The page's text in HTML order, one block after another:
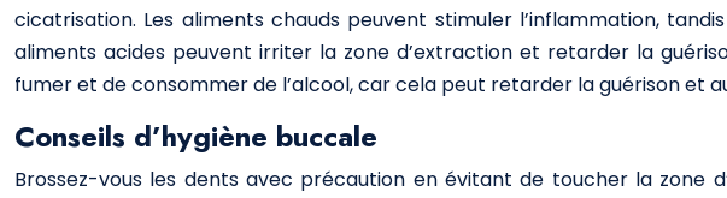
cicatrisation. Les aliments chauds peuvent stimuler l’inflammation,
aliments acides peuvent irriter la zone d’extraction et retarder la
fumer et de consommer de l’alcool, car cela peut retarder la guérison et
Conseils d’hygiène buccale
Brossez-vous les dents avec précaution en évitant de toucher la zone